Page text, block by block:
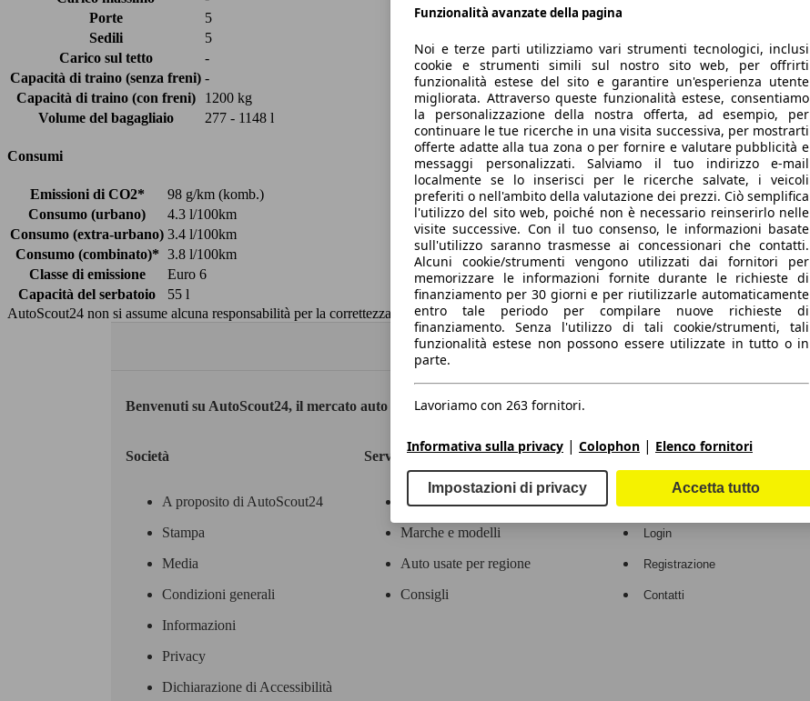
Porte
5
Sedili
5
Carico sul tetto
-
Capacità di traino (senza freni) -
Capacità di traino (con freni)
1200 kg
Volume del bagagliaio
277 - 1148 l
Consumi
Emissioni di CO2*
98 g/km (komb.)
Consumo (urbano)
4.3 l/100km
Consumo (extra-urbano) 3.4 l/100km
Consumo (combinato)* 3.8 l/100km
Classe di emissione
Euro 6
Capacità del serbatoio
55 l
AutoScout24 non si assume alcuna responsabilità per la correttezza dei dati.
Benvenuti su AutoScout24, il mercato auto europeo.
Società
A proposito di AutoScout24
Stampa
Media
Condizioni generali
Informazioni
Privacy
Dichiarazione di Accessibilità
Servizi
Contatti
Marche e modelli
Auto usate per regione
Consigli
Area rivenditori
Login
Registrazione
Contatti
Funzionalità avanzate della pagina
Noi e terze parti utilizziamo vari strumenti tecnologici, inclusi
cookie e strumenti simili sul nostro sito web, per offrirti
funzionalità estese del sito e garantire un'esperienza utente
migliorata. Attraverso queste funzionalità estese, consentiamo
la personalizzazione della nostra offerta, ad esempio, per
continuare le tue ricerche in una visita successiva, per mostrarti
offerte adatte alla tua zona o per fornire e valutare pubblicità e
messaggi personalizzati. Salviamo il tuo indirizzo e-mail
localmente se lo inserisci per le ricerche salvate, i veicoli
preferiti o nell'ambito della valutazione dei prezzi. Ciò semplifica
l'utilizzo del sito web, poiché non è necessario reinserirlo nelle
visite successive. Con il tuo consenso, le informazioni basate
sull'utilizzo saranno trasmesse ai concessionari che contatti.
Alcuni cookie/strumenti vengono utilizzati dai fornitori per
memorizzare le informazioni fornite durante le richieste di
finanziamento per 30 giorni e per riutilizzarle automaticamente
entro tale periodo per compilare nuove richieste di
finanziamento. Senza l'utilizzo di tali cookie/strumenti, tali
funzionalità estese non possono essere utilizzate in tutto o in
parte.
Lavoriamo con 263 fornitori.
Informativa sulla privacy | Colophon | Elenco fornitori
Impostazioni di privacy Accetta tutto